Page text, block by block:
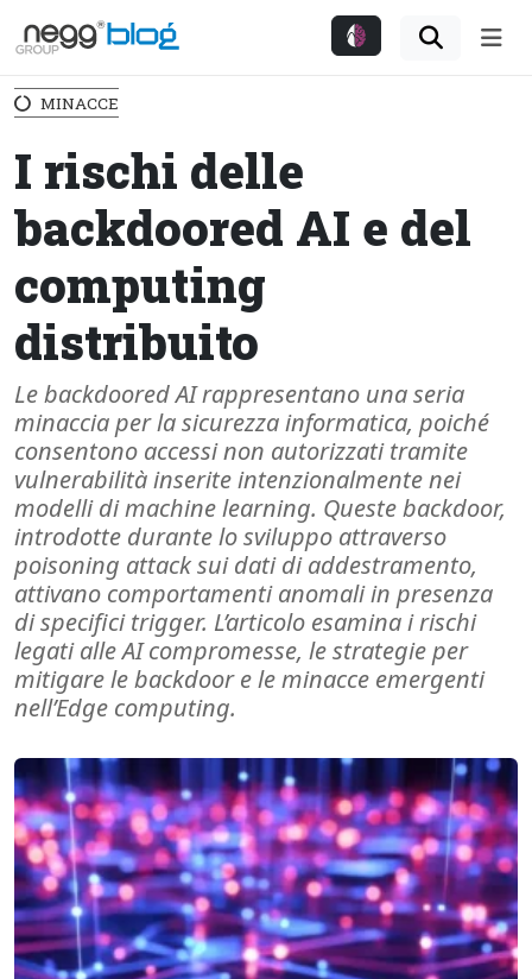
MINACCE
I rischi delle
backdoored AI e del
computing
distribuito
Le backdoored AI rappresentano una seria
minaccia per la sicurezza informatica, poiché
consentono accessi non autorizzati tramite
vulnerabilità inserite intenzionalmente nei
modelli di machine learning. Queste backdoor,
introdotte durante lo sviluppo attraverso
poisoning attack sui dati di addestramento,
attivano comportamenti anomali in presenza
di specifici trigger. L’articolo esamina i rischi
legati alle AI compromesse, le strategie per
mitigare le backdoor e le minacce emergenti
nell’Edge computing.